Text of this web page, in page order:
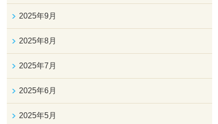
2025年9月
2025年8月
2025年7月
2025年6月
2025年5月